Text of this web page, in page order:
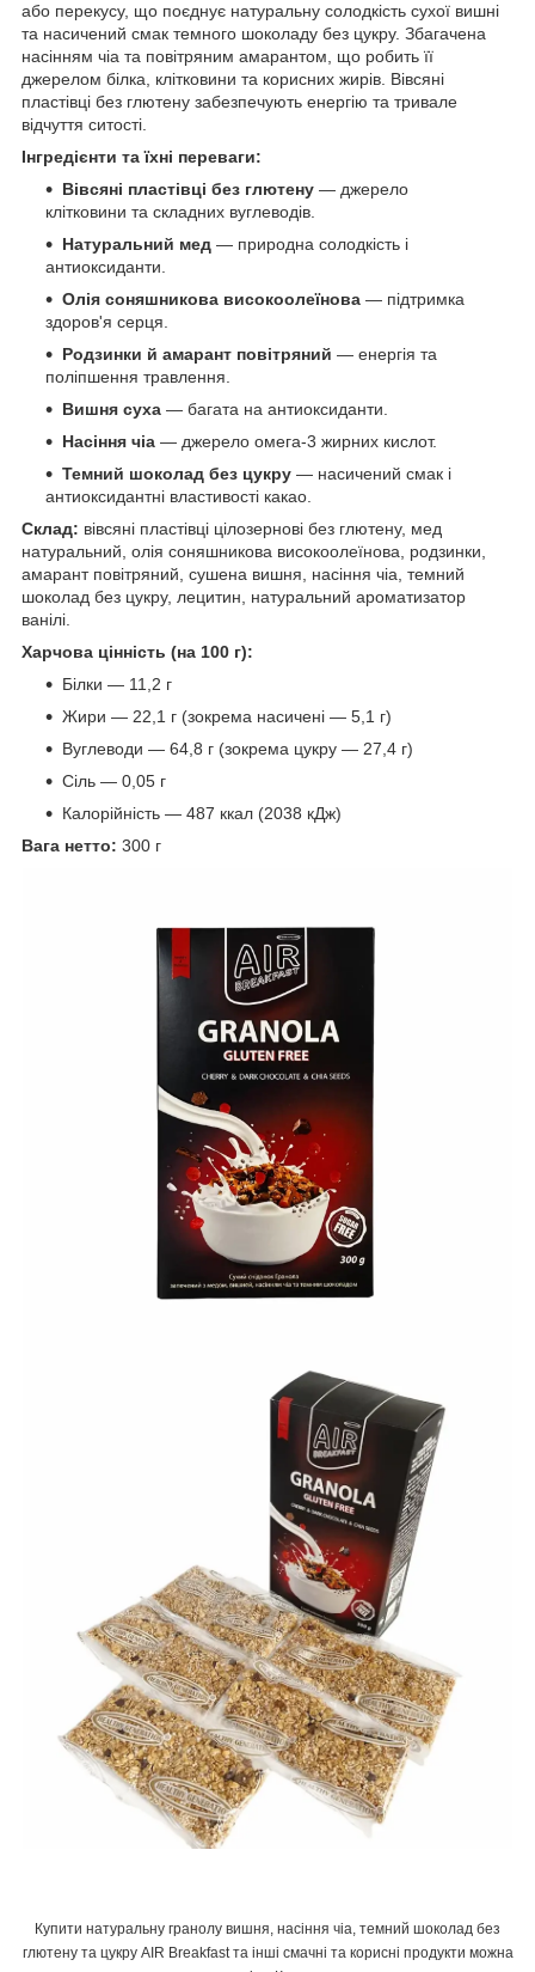
або перекусу, що поєднує натуральну солодкість сухої вишні
та насичений смак темного шоколаду без цукру. Збагачена
насінням чіа та повітряним амарантом, що робить її
джерелом білка, клітковини та корисних жирів. Вівсяні
пластівці без глютену забезпечують енергію та тривале
відчуття ситості.
Інгредієнти та їхні переваги:
Вівсяні пластівці без глютену — джерело
клітковини та складних вуглеводів.
Натуральний мед — природна солодкість і
антиоксиданти.
Олія соняшникова високоолеїнова — підтримка
здоров'я серця.
Родзинки й амарант повітряний — енергія та
поліпшення травлення.
Вишня суха — багата на антиоксиданти.
Насіння чіа — джерело омега-3 жирних кислот.
Темний шоколад без цукру — насичений смак і
антиоксидантні властивості какао.
Склад: вівсяні пластівці цілозернові без глютену, мед
натуральний, олія соняшникова високоолеїнова, родзинки,
амарант повітряний, сушена вишня, насіння чіа, темний
шоколад без цукру, лецитин, натуральний ароматизатор
ванілі.
Харчова цінність (на 100 г):
Білки — 11,2 г
Жири — 22,1 г (зокрема насичені — 5,1 г)
Вуглеводи — 64,8 г (зокрема цукру — 27,4 г)
Сіль — 0,05 г
Калорійність — 487 ккал (2038 кДж)
Вага нетто: 300 г
Купити натуральну гранолу вишня, насіння чіа, темний шоколад без
глютену та цукру AIR Breakfast та інші смачні та корисні продукти можна